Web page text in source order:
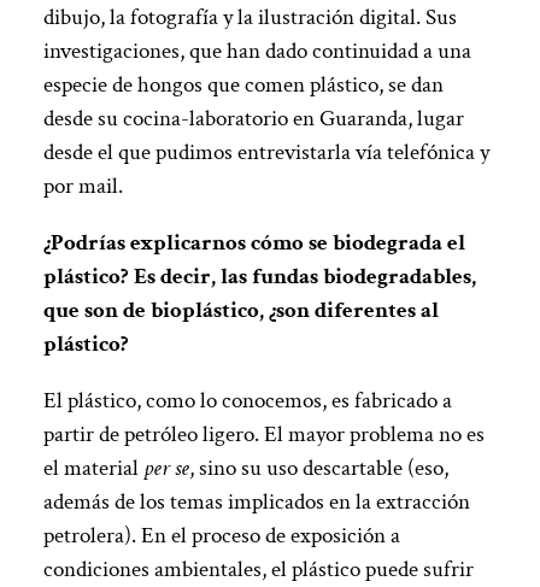
dibujo, la fotografía y la ilustración digital. Sus
investigaciones, que han dado continuidad a una
especie de hongos que comen plástico, se dan
desde su cocina-laboratorio en Guaranda, lugar
desde el que pudimos entrevistarla vía telefónica y
por mail.
¿Podrías explicarnos cómo se biodegrada el
plástico? Es decir, las fundas biodegradables,
que son de bioplástico, ¿son diferentes al
plástico?
El plástico, como lo conocemos, es fabricado a
partir de petróleo ligero. El mayor problema no es
el material per se, sino su uso descartable (eso,
además de los temas implicados en la extracción
petrolera). En el proceso de exposición a
condiciones ambientales, el plástico puede sufrir